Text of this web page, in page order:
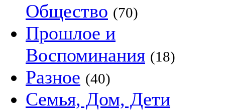
Общество (70)
Прошлое и
Воспоминания (18)
Разное (40)
Семья, Дом, Дети